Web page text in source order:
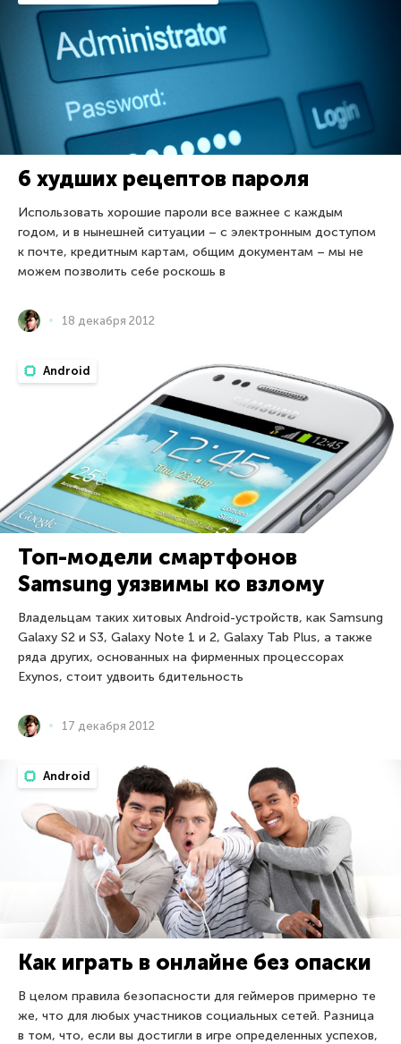
6 худших рецептов пароля
Использовать хорошие пароли все важнее с каждым
годом, и в нынешней ситуации – с электронным доступом
к почте, кредитным картам, общим документам – мы не
можем позволить себе роскошь в
18 декабря 2012
Android
Топ-модели смартфонов
Samsung уязвимы ко взлому
Владельцам таких хитовых Android-устройств, как Samsung
Galaxy S2 и S3, Galaxy Note 1 и 2, Galaxy Tab Plus, а также
ряда других, основанных на фирменных процессорах
Exynos, стоит удвоить бдительность
17 декабря 2012
Android
Как играть в онлайне без опаски
В целом правила безопасности для геймеров примерно те
же, что для любых участников социальных сетей. Разница
в том, что, если вы достигли в игре определенных успехов,